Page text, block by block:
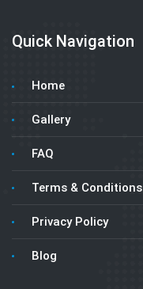
Quick Navigation
Home
Gallery
FAQ
Terms & Conditions
Privacy Policy
Blog